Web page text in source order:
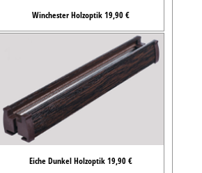
Winchester Holzoptik 19,90 €
Eiche Dunkel Holzoptik 19,90 €